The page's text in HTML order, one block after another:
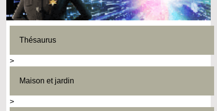
Thésaurus
>
Maison et jardin
>